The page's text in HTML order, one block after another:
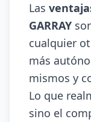
Las
GARRAY
cualquier
más
mismos y
Lo que
sino el